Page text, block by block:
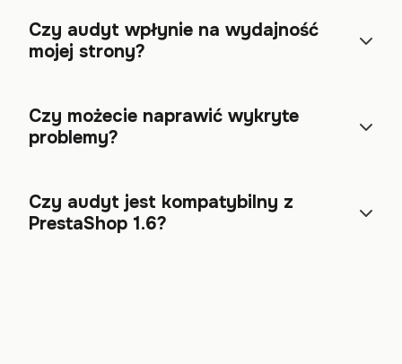
Czy audyt wpłynie na wydajność
mojej strony?
Czy możecie naprawić wykryte
problemy?
Czy audyt jest kompatybilny z
PrestaShop 1.6?